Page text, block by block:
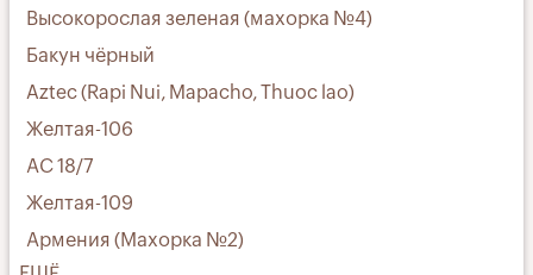
Высокорослая зеленая (махорка №4)
Бакун чёрный
Aztec (Rapi Nui, Mapacho, Thuoc lao)
Желтая-106
АС 18/7
Желтая-109
Армения (Махорка №2)